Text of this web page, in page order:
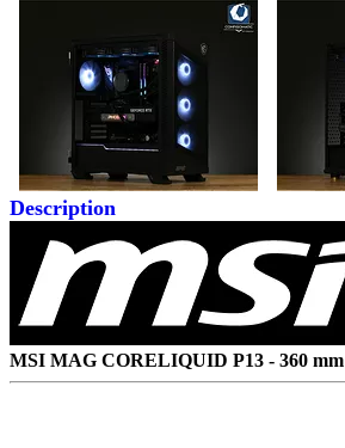
Description
MSI MAG CORELIQUID P13 - 360 mm